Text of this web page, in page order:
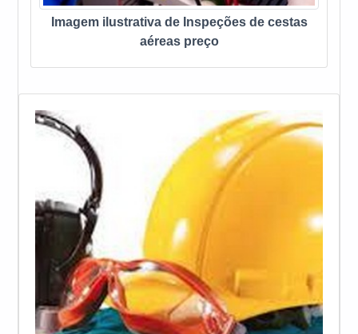
Imagem ilustrativa de Inspeções de cestas
aéreas preço